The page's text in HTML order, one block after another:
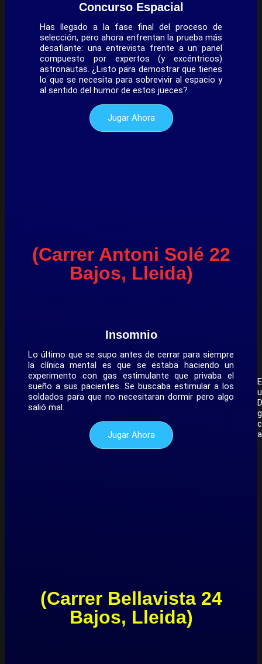
Concurso Espacial
Has llegado a la fase final del proceso de
selección, pero ahora enfrentan la prueba más
desafiante: una entrevista frente a un panel
compuesto por expertos (y excéntricos)
astronautas. ¿Listo para demostrar que tienes
lo que se necesita para sobrevivir al espacio y
al sentido del humor de estos jueces?
Jugar Ahora
(Carrer Antoni Solé 22
Bajos, Lleida)
Insomnio
Lo último que se supo antes de cerrar para siempre
la clínica mental es que se estaba haciendo un
experimento con gas estimulante que privaba el
sueño a sus pacientes. Se buscaba estimular a los
soldados para que no necesitaran dormir pero algo
salió mal.
Jugar Ahora
(Carrer Bellavista 24
Bajos, Lleida)